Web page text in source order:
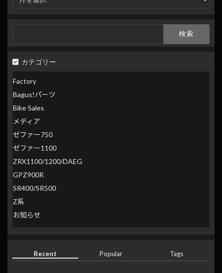
検
カテゴリー
Factory
Bagus!パーツ
Bike Sales
メディア
ゼファー750
ゼファー1100
ZRX1100/1200/DAEG
GPZ900R
SR400/SR500
Z系
お知らせ
Recent Popular Tags